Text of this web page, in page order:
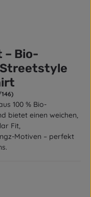
– Bio-
Streetstyle
100 % Bio-
bietet einen weichen,
Fit,
Motiven – perfekt